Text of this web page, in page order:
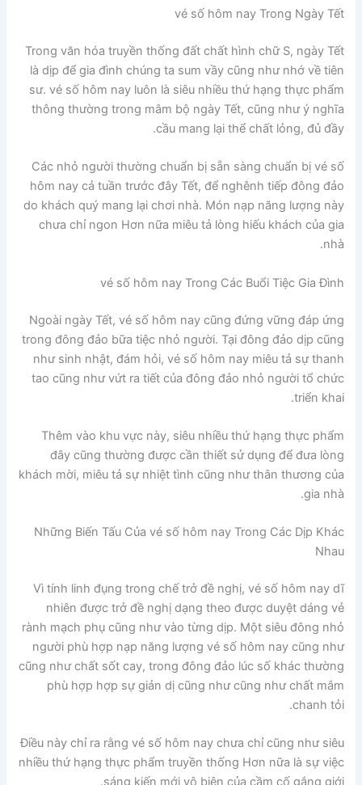
vé số hôm nay Trong Ngày Tết
Trong văn hóa truyền thống đất chất hình chữ S, ngày Tết
là dịp để gia đình chúng ta sum vầy cũng như nhớ về tiên
sư. vé số hôm nay luôn là siêu nhiều thứ hạng thực phẩm
thông thường trong mâm bộ ngày Tết, cũng như ý nghĩa
cầu mang lại thể chất lỏng, đủ đầy.
Các nhỏ người thường chuẩn bị sẵn sàng chuẩn bị vé số
hôm nay cả tuần trước đây Tết, để nghênh tiếp đông đảo
do khách quý mang lại chơi nhà. Món nạp năng lượng này
chưa chỉ ngon Hơn nữa miêu tả lòng hiếu khách của gia
nhà.
vé số hôm nay Trong Các Buổi Tiệc Gia Đình
Ngoài ngày Tết, vé số hôm nay cũng đứng vững đáp ứng
trong đông đảo bữa tiệc nhỏ người. Tại đông đảo dịp cũng
như sinh nhật, đám hỏi, vé số hôm nay miêu tả sự thanh
tao cũng như vứt ra tiết của đông đảo nhỏ người tổ chức
triển khai.
Thêm vào khu vực này, siêu nhiều thứ hạng thực phẩm
đây cũng thường được cần thiết sử dụng để đưa lòng
khách mời, miêu tả sự nhiệt tình cũng như thân thương của
gia nhà.
Những Biến Tấu Của vé số hôm nay Trong Các Dịp Khác
Nhau
Vì tính linh đụng trong chế trở đề nghị, vé số hôm nay dĩ
nhiên được trở đề nghị dạng theo được duyệt dáng vẻ
rành mạch phụ cũng như vào từng dịp. Một siêu đông nhỏ
người phù hợp nạp năng lượng vé số hôm nay cũng như
cũng như chất sốt cay, trong đông đảo lúc số khác thường
phù hợp hợp sự giản dị cũng như cũng như chất mắm
chanh tỏi.
Điều này chỉ ra rằng vé số hôm nay chưa chỉ cũng như siêu
nhiều thứ hạng thực phẩm truyền thống Hơn nữa là sự việc